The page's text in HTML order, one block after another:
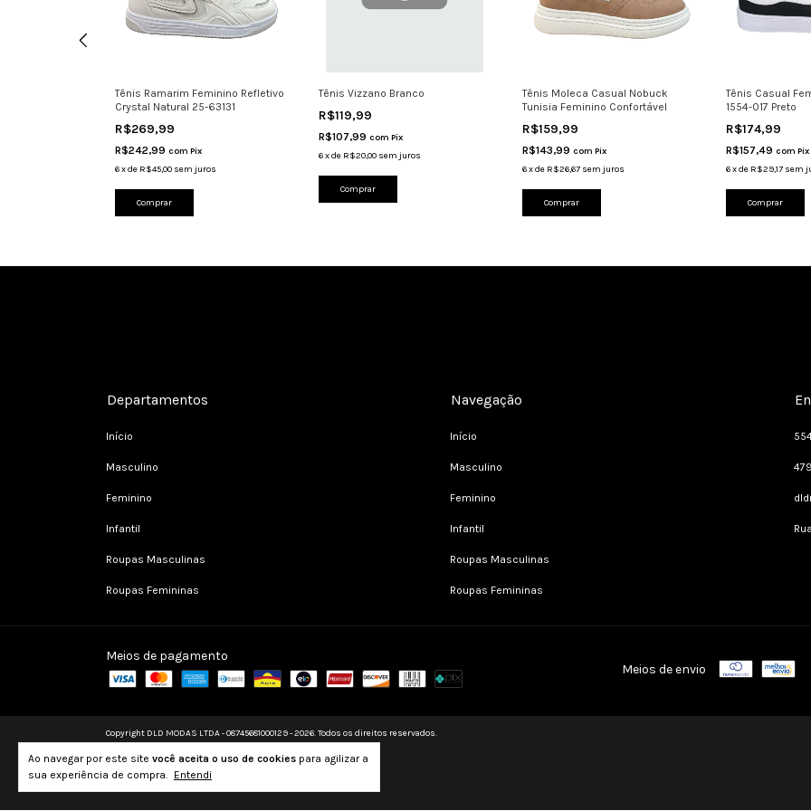
Ao navegar por este site você aceita o uso de cookies para agilizar a
sua experiência de compra. Entendi
Tênis Ramarim Feminino Refletivo
Crystal Natural 25-63131
R$269,99
R$242,99 com Pix
6xde R$45,00 sem juros
Comprar
Tênis Vizzano Branco
R$119,99
R$107,99 com Pix
6xde R$20,00 sem juros
Comprar
Tênis Moleca Casual Nobuck
Tunisia Feminino Confortável
R$159,99
R$143,99 com Pix
6xde R$26,67 sem juros
Comprar
Tênis Casual
1554-017 Preto
R$174,99
R$157,49 com Pix
6xde R$29,17 sem
Comprar
Departamentos
Início
Masculino
Feminino
Infantil
Roupas Masculinas
Roupas Femininas
Navegação
Início
Masculino
Feminino
Infantil
Roupas Masculinas
Roupas Femininas
Meios de pagamento
Meios de envio
Copyright DLD MODAS LTDA - 08745681000129 - 2026. Todos os direitos reservados.